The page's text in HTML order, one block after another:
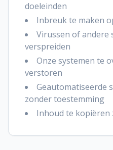
doeleinden
Inbreuk te maken
Virussen of andere
verspreiden
Onze systemen te
verstoren
Geautomatiseerde
zonder toestemming
Inhoud te